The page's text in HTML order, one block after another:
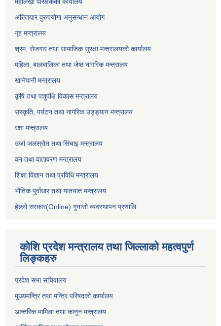
महालेखा परिक्षकको कार्यालय
अख्तियार दुरुपयोगा अनुसन्धान आयोग
गृह मन्त्रालय
श्रम, रोजगार तथा सामाजिक सुरक्षा मन्त्रालयको कार्यालय
महिला, बालबालिका तथा जेष्ठ नागरिक मन्त्रालय
खानेपानी मन्त्रालय
कृषि तथा पशुपंक्षि विकास मन्त्रालय
सस्कृति, पर्यटन तथा नागरिक उड्ड्यान मन्त्रालय
रक्षा मन्त्रालय
उर्जा जलस्रोत तथा सिंचाइ मन्‍त्रालय
वन तथा वातावरण मन्त्रालय
शिक्षा विज्ञान तथा प्रविधि मन्त्रालय
भौतिक पुर्वाधार तथा यातयात मन्त्रालय
हेल्लो सरकार(Online) गुनासो व्यवस्थापन प्रणालि
कोशि प्रदेश मन्त्रालय तथा जिल्लाको महत्वपुर्ण
लिङ्कहरु
प्रदेश सभा सचिवालय
मुख्यमन्त्रि तथा मन्त्रि परिषदको कार्यालय
आन्तरिक मामिला तथा कानुन मन्त्रालय